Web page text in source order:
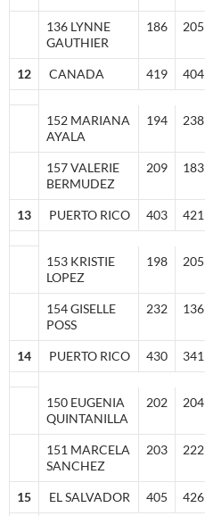
136 LYNNE
GAUTHIER
186 205
12 CANADA 419 404
152 MARIANA
AYALA
194 238
157 VALERIE
BERMUDEZ
209 183
13 PUERTO RICO 403 421
153 KRISTIE
LOPEZ
198 205
154 GISELLE
POSS
232 136
14 PUERTO RICO 430 341
150 EUGENIA
QUINTANILLA
202 204
151 MARCELA
SANCHEZ
203 222
15 EL SALVADOR 405 426